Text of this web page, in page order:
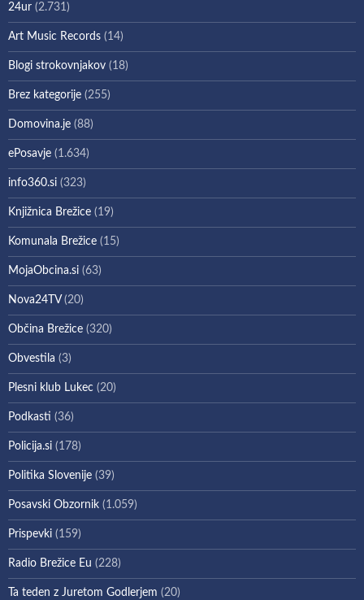
24ur (2.731)
Art Music Records (14)
Blogi strokovnjakov (18)
Brez kategorije (255)
Domovina.je (88)
ePosavje (1.634)
info360.si (323)
Knjižnica Brežice (19)
Komunala Brežice (15)
MojaObcina.si (63)
Nova24TV(20)
Občina Brežice (320)
Obvestila (3)
Plesni klub Lukec (20)
Podkasti (36)
Policija.si (178)
Politika Slovenije (39)
Posavski Obzornik (1.059)
Prispevki (159)
Radio Brežice Eu (228)
Ta teden z Juretom Godlerjem (20)